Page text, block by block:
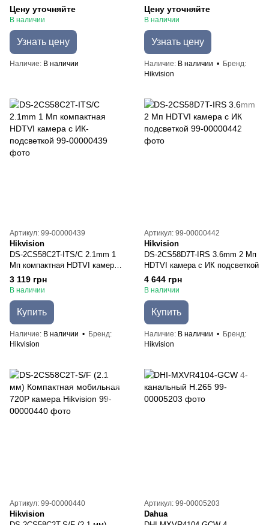
Цену уточняйте
В наличии
Узнать цену
Наличие В наличии
Цену уточняйте
В наличии
Узнать цену
Наличие В наличии
Бренд
Hikvision
Артикул: 99-00000439
Hikvision
DS-2CS58C2T-ITS/C 2.1mm 1
Мп компактная HDTVI камера с
ИК-подсветкой
3 119 грн
В наличии
Купить
Наличие В наличии
Бренд
Hikvision
Артикул: 99-00000442
Hikvision
DS-2CS58D7T-IRS 3.6mm 2 Мп
HDTVI камера с ИК подсветкой
4 644 грн
В наличии
Купить
Наличие В наличии
Бренд
Hikvision
Артикул: 99-00000440
Hikvision
Артикул: 99-00005203
Dahua